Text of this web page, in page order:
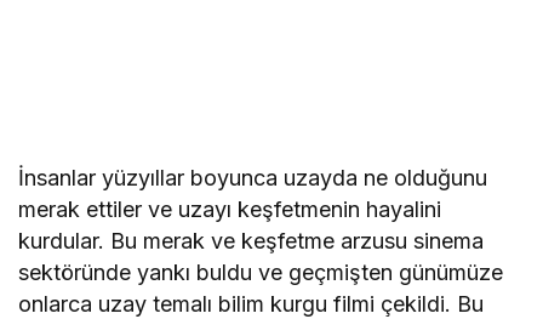
İnsanlar yüzyıllar boyunca uzayda ne olduğunu
merak ettiler ve uzayı keşfetmenin hayalini
kurdular. Bu merak ve keşfetme arzusu sinema
sektöründe yankı buldu ve geçmişten günümüze
onlarca uzay temalı bilim kurgu filmi çekildi. Bu